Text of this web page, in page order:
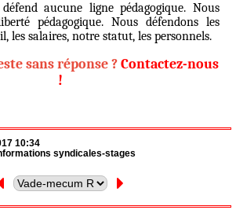
aucune ligne pédagogique. Nous
pédagogique. Nous défendons les
les salaires, notre statut, les personnels.
sans réponse ?Contactez-nous
!
10:34
syndicales-stages